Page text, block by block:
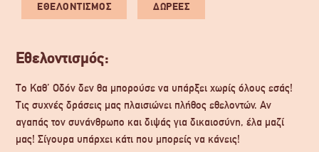
ΕΘΕΛΟΝΤΙΣΜΌΣ ΔΩΡΕΈΣ
Εθελοντισμός:
Το Καθ’ Οδόν δεν θα μπορούσε να υπάρξει χωρίς όλους εσάς!
Τις συχνές δράσεις μας πλαισιώνει πλήθος εθελοντών. Αν
αγαπάς τον συνάνθρωπο και διψάς για δικαιοσύνη, έλα μαζί
μας! Σίγουρα υπάρχει κάτι που μπορείς να κάνεις!